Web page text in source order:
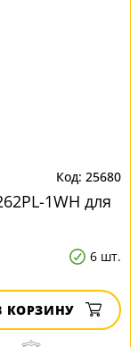
25680
1WH для
6 шт.
КОРЗИНУ